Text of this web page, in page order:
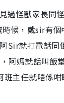
過怪獸家長同
候，戴sir有個
Sir就打電話同
阿媽就話叫飯
班主任就唔係咁